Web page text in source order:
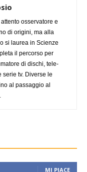
osservatore e
di origini, ma alla
si laurea in Scienze
il percorso per
di dischi, tele-
tv. Diverse le
al passaggio al
MI PIACE